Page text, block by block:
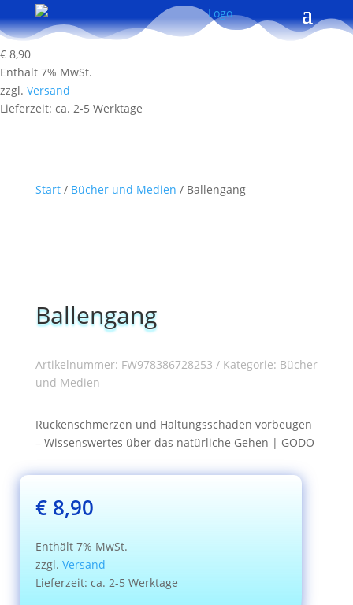
€ 8,90
Enthält 7% MwSt.
zzgl. Versand
Lieferzeit: ca. 2-5 Werktage
Start/ Bücher und Medien / Ballengang
Ballengang
Artikelnummer: FW978386728253 Kategorie: Bücher
und Medien
Rückenschmerzen und Haltungsschäden vorbeugen
– Wissenswertes über das natürliche Gehen | GODO
€8,90
Enthält 7% MwSt.
zzgl. Versand
Lieferzeit: ca. 2-5 Werktage